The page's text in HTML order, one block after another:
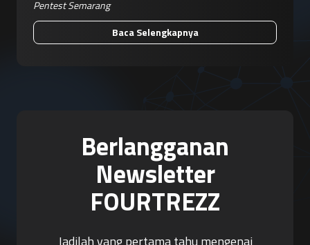
Pentest Semarang
Baca Selengkapnya
Berlangganan
Newsletter
FOURTREZZ